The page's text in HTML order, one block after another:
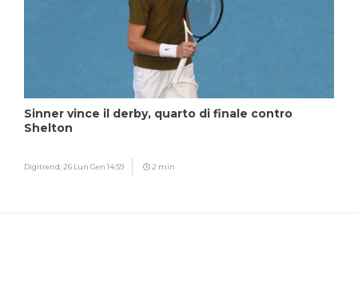
Sinner vince il derby, quarto di finale contro
Shelton
Digitrend, 26 Lun Gen 14:59 2 min